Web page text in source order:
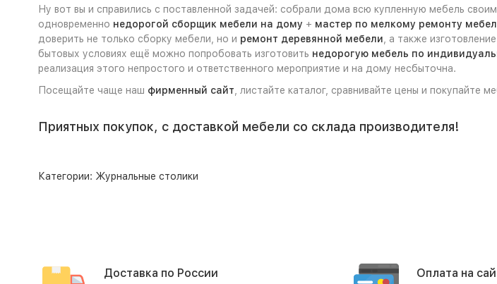
Ну вот вы и справились с поставленной задачей: собрали дома всю купленную мебель
одновременно недорогой сборщик мебели на дому + мастер по мелкому ремонту
доверить не только сборку мебели, но и ремонт деревянной мебели , а также изготовление
бытовых условиях ещё можно попробовать изготовить недорогую мебель по
реализация этого непростого и ответственного мероприятие и на дому несбыточна.
Посещайте чаще наш фирменный сайт , листайте каталог, сравнивайте цены и покупайте
Приятных покупок, с доставкой мебели со склада производителя!
Категории: Журнальные столики
Доставка по России Оплата на